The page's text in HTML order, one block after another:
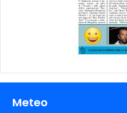
Meteo